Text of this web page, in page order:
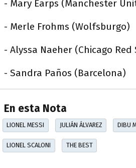
- Mary Earps (Manchester
- Merle Frohms (Wolfsburgo)
- Alyssa Naeher (Chicago Red
- Sandra Paños (Barcelona)
En esta Nota
LIONEL MESSI JULIÁN ÁLVAREZ DIBU
LIONEL SCALONI THE BEST